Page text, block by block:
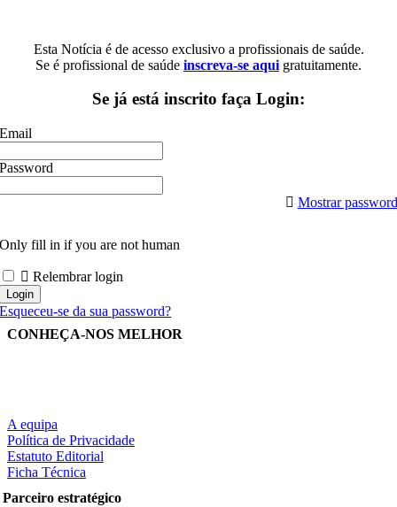
Esta Notícia é de acesso exclusivo a profissionais de saúde.
Se é profissional de saúde inscreva-se aqui gratuitamente.
Se já está inscrito faça Login:
Email
Password
Mostrar password
Only fill in if you are not human
Relembrar login
Esqueceu-se da sua password?
CONHEÇA-NOS MELHOR
A equipa
Política de Privacidade
Estatuto Editorial
Ficha Técnica
Parceiro estratégico